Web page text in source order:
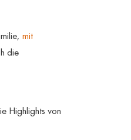
mit
die
Highlights von